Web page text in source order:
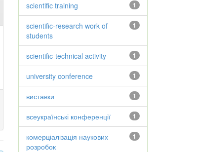
1
scientific training
1
scientific-research work of
students
1
scientific-technical activity
1
university conference
1
виставки
1
всеукраїнські конференції
1
комерціалізація наукових
розробок